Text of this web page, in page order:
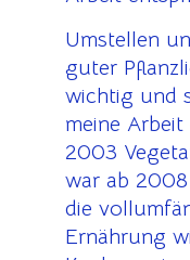
Umstellen
guter
wichtig und
meine
2003
war ab
die
Ernährung